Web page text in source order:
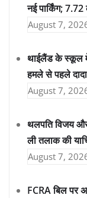
नई पार्किंग;
August 7,
थाईलैंड के स्कूल में
हमले से पहले
August 7,
थलपति विजय और
ली तलाक की
August 7,
FCRA बिल पर